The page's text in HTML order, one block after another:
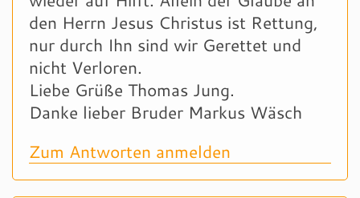
den Herrn Jesus Christus ist Rettung,
nur durch Ihn sind wir Gerettet und
nicht Verloren.
Liebe Grüße Thomas Jung.
Danke lieber Bruder Markus Wäsch
Zum Antworten anmelden